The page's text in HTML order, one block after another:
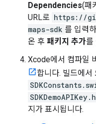
Dependencies(패
URL로 https://
maps-sdk 를 입력
온 후 패키지 추가를
Xcode에서 컴파일
합니다. 빌드에
SDKDemoAPIKey.h
지가 표시됩니다.